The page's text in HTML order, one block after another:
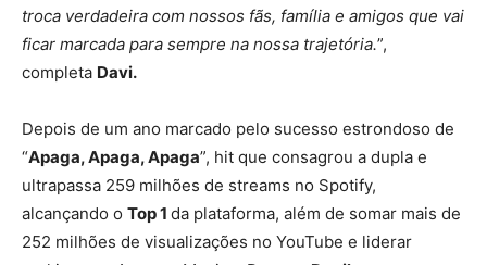
troca verdadeira com nossos fãs, família e amigos que vai
ficar marcada para sempre na nossa trajetória.”,
completa Davi.
Depois de um ano marcado pelo sucesso estrondoso de
“Apaga, Apaga, Apaga”, hit que consagrou a dupla e
ultrapassa 259 milhões de streams no Spotify,
alcançando o Top 1 da plataforma, além de somar mais de
252 milhões de visualizações no YouTube e liderar